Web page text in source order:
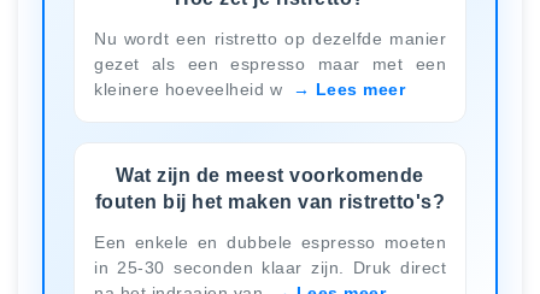
Nu wordt een ristretto op dezelfde manier
gezet als een espresso maar met een
kleinere hoeveelheid w
Lees meer
Wat zijn de meest voorkomende
fouten bij het maken van ristretto's?
Een enkele en dubbele espresso moeten
in 25-30 seconden klaar zijn. Druk direct